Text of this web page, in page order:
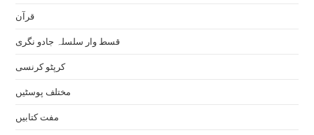
قرآن
قسط وار سلسلہ جادو نگری
کرپٹو کرنسی
مختلف پوسٹیں
مفت کتابیں